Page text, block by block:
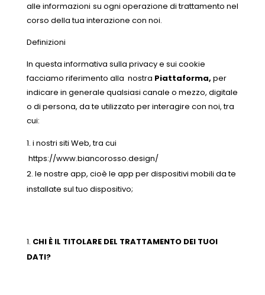
alle informazioni su ogni operazione di trattamento nel
corso della tua interazione con noi.
Definizioni
In questa informativa sulla privacy e sui cookie
facciamo riferimento alla nostra Piattaforma, per
indicare in generale qualsiasi canale o mezzo, digitale
o di persona, da te utilizzato per interagire con noi, tra
cui:
i nostri siti Web, tra cui
https://www.biancorosso.design/
le nostre app, cioè le app per dispositivi mobili da te
installate sul tuo dispositivo;
CHI È IL TITOLARE DEL TRATTAMENTO DEI TUOI
DATI?